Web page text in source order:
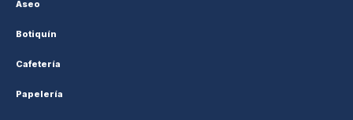
Aseo
Botiquín
Cafetería
Papelería